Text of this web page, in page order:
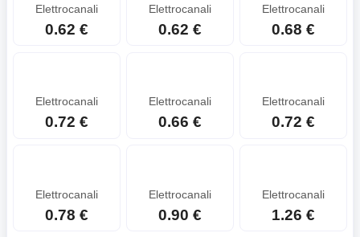
Elettrocanali
0.62 €
Elettrocanali
0.62 €
Elettrocanali
0.68 €
Elettrocanali
0.72 €
Elettrocanali
0.66 €
Elettrocanali
0.72 €
Elettrocanali
0.78 €
Elettrocanali
0.90 €
Elettrocanali
1.26 €